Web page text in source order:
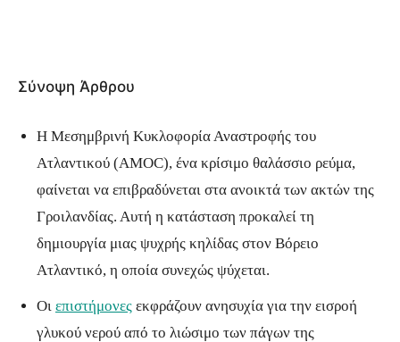
Σύνοψη Άρθρου
Η Μεσημβρινή Κυκλοφορία Αναστροφής του
Ατλαντικού (AMOC), ένα κρίσιμο θαλάσσιο ρεύμα,
φαίνεται να επιβραδύνεται στα ανοικτά των ακτών της
Γροιλανδίας. Αυτή η κατάσταση προκαλεί τη
δημιουργία μιας ψυχρής κηλίδας στον Βόρειο
Ατλαντικό, η οποία συνεχώς ψύχεται.
Οι επιστήμονες εκφράζουν ανησυχία για την εισροή
γλυκού νερού από το λιώσιμο των πάγων της